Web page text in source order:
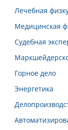
Лечебная
Медицинская
Судебная
Горное дело
Энергетика